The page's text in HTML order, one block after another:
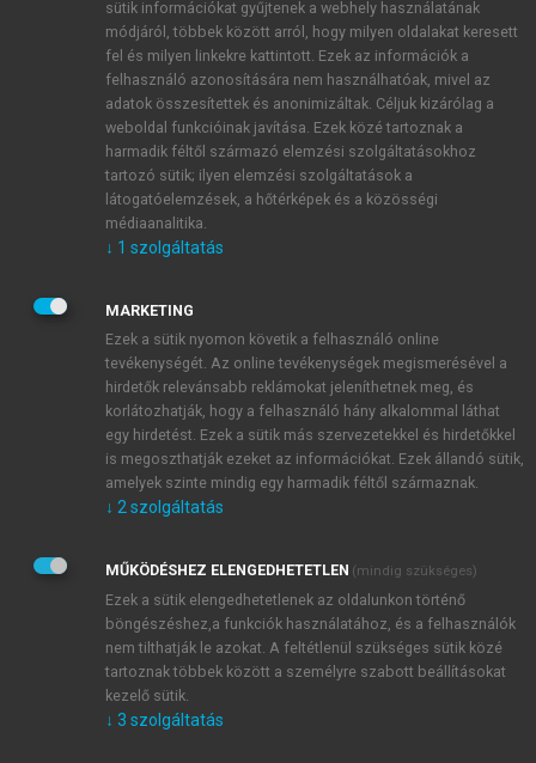
ÚJ FIÓK LÉTREHOZÁSA
1 óra díjmentes hozzáférés
E-MAIL-CÍM
JELSZÓ
JELSZÓ ÚJRA
Kérek értesítést a MeRSZ újdonságairól, akcióiról.
Kérek értesítést az Akadémiai Kiadó Zrt. újdonságairól,
Adatkezelési tájékoztatóbanfoglaltakat tudomásul
veszem és elfogadom.
Általános vásárlási feltételeket, valamint a szotar.netés a
mersz.huoldalak licencszerződéseiben foglaltakat
tudomásul veszem és elfogadom.
KIPRÓBÁLOM
sütik információkat gyűjtenek a webhely használatának
módjáról, többek között arról, hogy milyen oldalakat keresett
fel és milyen linkekre kattintott. Ezek az információk a
felhasználó azonosítására nem használhatóak, mivel az
adatok összesítettek és anonimizáltak. Céljuk kizárólag a
weboldal funkcióinak javítása. Ezek közé tartoznak a
harmadik féltől származó elemzési szolgáltatásokhoz
tartozó sütik; ilyen elemzési szolgáltatások a
látogatóelemzések, a hőtérképek és a közösségi
médiaanalitika.
↓ 1 szolgáltatás
MARKETING
Ezek a sütik nyomon követik a felhasználó online
tevékenységét. Az online tevékenységek megismerésével a
hirdetők relevánsabb reklámokat jeleníthetnek meg, és
korlátozhatják, hogy a felhasználó hány alkalommal láthat
egy hirdetést. Ezek a sütik más szervezetekkel és hirdetőkkel
is megoszthatják ezeket az információkat. Ezek állandó sütik,
amelyek szinte mindig egy harmadik féltől származnak.
↓ 2 szolgáltatás
MŰKÖDÉSHEZ ELENGEDHETETLEN (mindig szükséges)
Ezek a sütik elengedhetetlenek az oldalunkon történő
böngészéshez,a funkciók használatához, és a felhasználók
nem tilthatják le azokat. A feltétlenül szükséges sütik közé
tartoznak többek között a személyre szabott beállításokat
kezelő sütik.
↓ 3 szolgáltatás